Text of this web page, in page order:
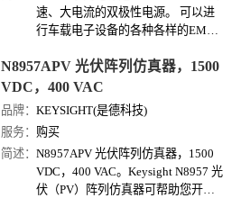
速、大电流的双极性电源。 可以进
行车载电子设备的各种各样的EMC
ISO和各国标准、各汽车制造商的测
试标准等、以及现行的电池12V/24V
测试标准，而且也对应正在推进实用
化和标准化的车载电源42V化的测试
标准。
N8957APV 光伏阵列仿真器，1500
VDC，400 VAC
品牌：KEYSIGHT(是德科技)
服务： 购买
简述：N8957APV 光伏阵列仿真器，1500
VDC，400 VAC。Keysight N8957 光
伏（PV）阵列仿真器可帮助您开